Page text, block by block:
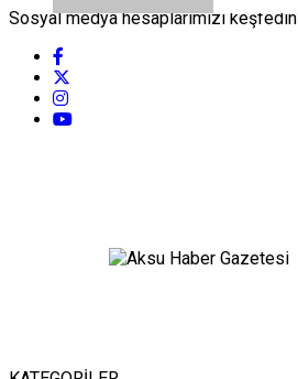
Sosyal medya hesaplarımızı keşfedin